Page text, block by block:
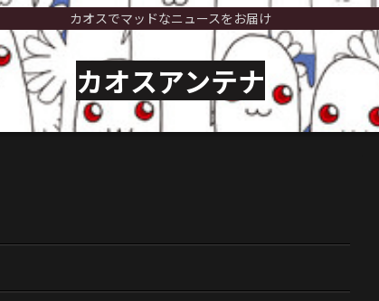
カオスでマッドなニュースをお届け
カオスアンテナ